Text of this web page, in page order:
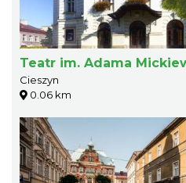
Cieszyn
0.06 km